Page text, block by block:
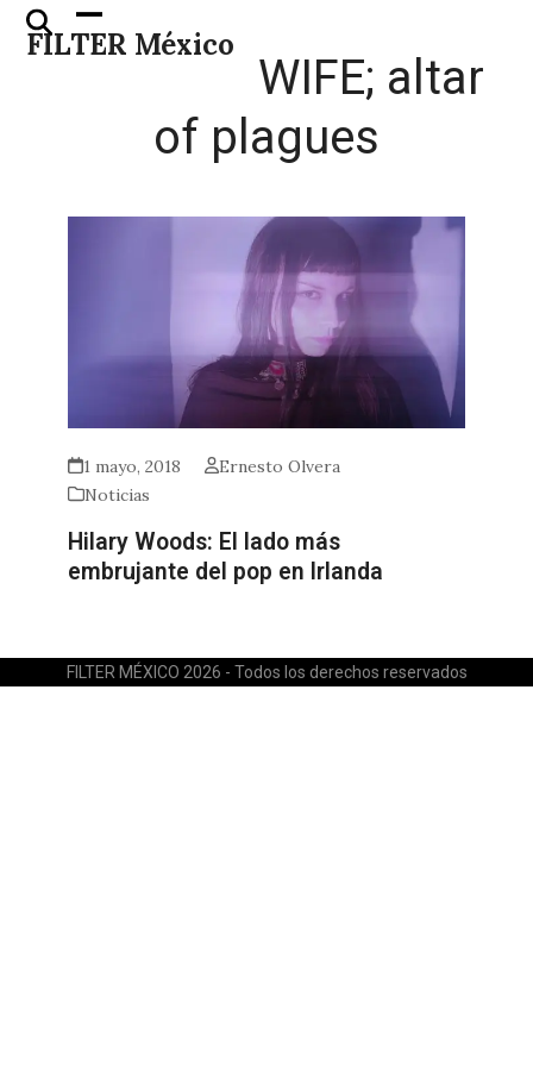
Skip
FILTER México
Open
mobile
Close
mobile
WIFE; altar
of plagues
1 mayo, 2018
Ernesto Olvera
Noticias
Hilary Woods: El lado más
embrujante del pop en Irlanda
FILTER MÉXICO 2026 - Todos los derechos reservados